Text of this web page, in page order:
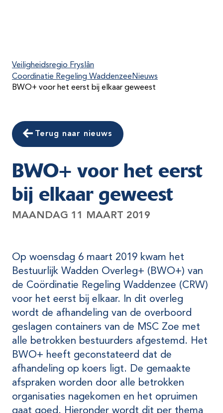
Veiligheidsregio Fryslân
Coordinatie Regeling Waddenzee Nieuws
BWO+ voor het eerst bij elkaar geweest
Terug naar nieuws
BWO+ voor het eerst
bij elkaar geweest
MAANDAG 11 MAART 2019
Op woensdag 6 maart 2019 kwam het
Bestuurlijk Wadden Overleg+ (BWO+) van
de Coördinatie Regeling Waddenzee (CRW)
voor het eerst bij elkaar. In dit overleg
wordt de afhandeling van de overboord
geslagen containers van de MSC Zoe met
alle betrokken bestuurders afgestemd. Het
BWO+ heeft geconstateerd dat de
afhandeling op koers ligt. De gemaakte
afspraken worden door alle betrokken
organisaties nagekomen en het opruimen